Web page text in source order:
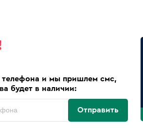
телефона и мы пришлем смс,
будет в наличии:
Отправить